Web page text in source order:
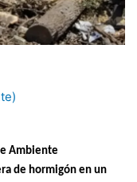
Ambiente
de hormigón en un